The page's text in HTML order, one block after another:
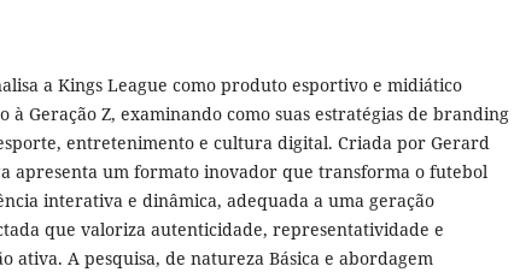
a Kings League como produto esportivo e midiático
à Geração Z, examinando como suas estratégias de branding
entretenimento e cultura digital. Criada por Gerard
apresenta um formato inovador que transforma o futebol
interativa e dinâmica, adequada a uma geração
que valoriza autenticidade, representatividade e
ativa. A pesquisa, de natureza Básica e abordagem